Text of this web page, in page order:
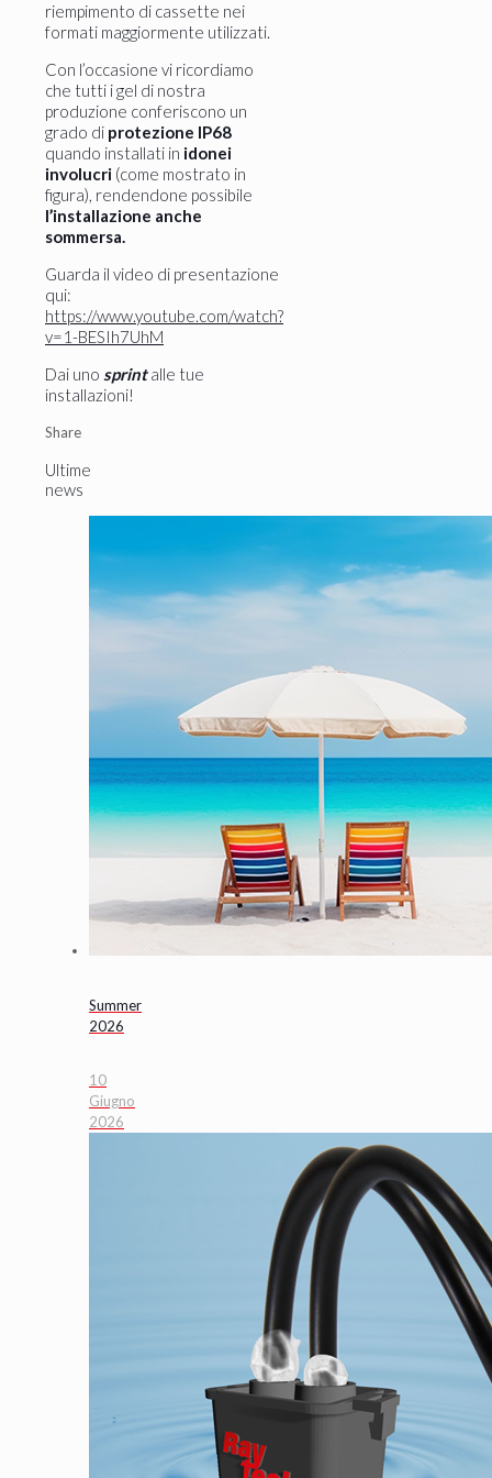
riempimento di cassette nei
formati maggiormente utilizzati.
Con l’occasione vi ricordiamo
che tutti i gel di nostra
produzione conferiscono un
grado di protezione IP68
quando installati in idonei
involucri (come mostrato in
figura), rendendone possibile
l’installazione anche
sommersa.
Guarda il video di presentazione
qui:
https://www.youtube.com/watch?
v=1-BESIh7UhM
Dai uno sprintalle tue
installazioni!
Share
Ultime
news
Summer
2026
10
Giugno
2026